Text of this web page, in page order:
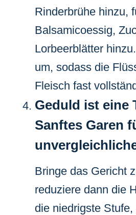
Rinderbrühe hinzu,
Balsamicoessig,
Lorbeerblätter
um, sodass die
Fleisch fast
Geduld ist eine
Sanftes Garen
Bringe das Gericht
reduziere dann die
die niedrigste